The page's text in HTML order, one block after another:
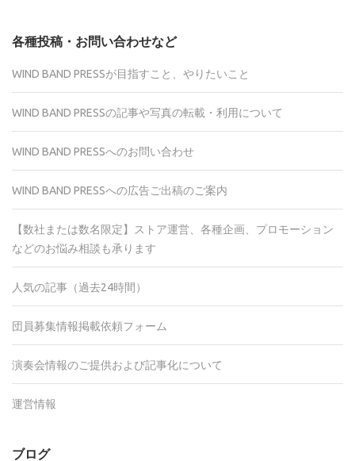
各種投稿・お問い合わせなど
WIND BAND PRESSが目指すこと、やりたいこと
WIND BAND PRESSの記事や写真の転載・利用について
WIND BAND PRESSへのお問い合わせ
WIND BAND PRESSへの広告ご出稿のご案内
【数社または数名限定】ストア運営、各種企画、プロモーション
などのお悩み相談も承ります
人気の記事（過去24時間）
団員募集情報掲載依頼フォーム
演奏会情報のご提供および記事化について
運営情報
ブログ